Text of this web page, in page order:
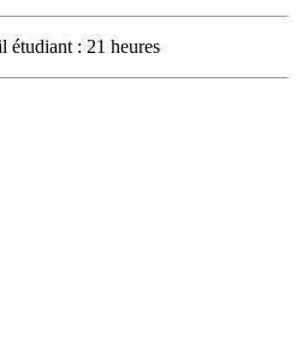
étudiant : 21 heures